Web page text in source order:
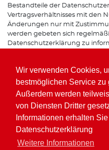
Wir verwenden Cookies,
bestmöglichen Service zu
Außerdem werden
von Diensten Dritter
Informationen erhalten
Datenschutzerklärung
Weitere Informationen
Bestandteile der
Vertragsverhältnisses mit den
Änderungen nur mit
werden gebeten sich
Datenschutzerklärung zu
Bei Fragen zur Erhebung,
personenbezogenen Daten,
Sperrung oder Löschung von
Einwilligungen wenden Sie
Datenschutzbeauftragte(n)
Home